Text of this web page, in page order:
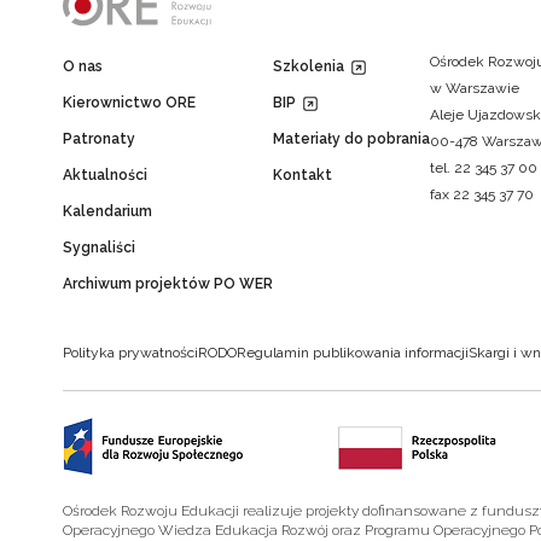
O nas
Kierownictwo ORE
Patronaty
Aktualności
Kalendarium
Sygnaliści
Archiwum projektów PO WER
Szkolenia
BIP
Materiały do pobrania
Kontakt
Ośrodek
w Warszawie
Aleje
00-478
tel. 22 345 37 00
fax 22 345 37 70
Polityka prywatnościRODORegulamin publikowania informacjiSkargi i
Ośrodek Rozwoju Edukacji realizuje projekty dofinansowane z
Operacyjnego Wiedza Edukacja Rozwój oraz Programu Operacyjnego